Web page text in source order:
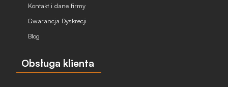
Kontakt i dane firmy
Gwarancja Dyskrecji
Blog
Obsługa klienta